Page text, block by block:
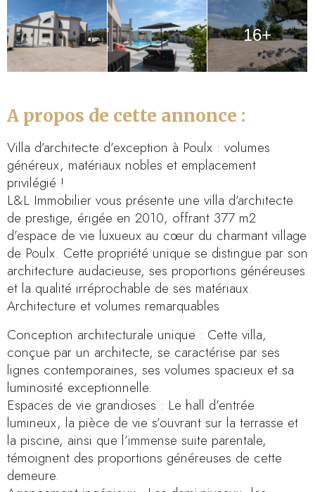
16+
A propos de cette annonce :
Villa d’architecte d’exception à Poulx : volumes
généreux, matériaux nobles et emplacement
privilégié !
L&L Immobilier vous présente une villa d’architecte
de prestige, érigée en 2010, offrant 377 m2
d’espace de vie luxueux au cœur du charmant village
de Poulx. Cette propriété unique se distingue par son
architecture audacieuse, ses proportions généreuses
et la qualité irréprochable de ses matériaux.
Architecture et volumes remarquables
Conception architecturale unique : Cette villa,
conçue par un architecte, se caractérise par ses
lignes contemporaines, ses volumes spacieux et sa
luminosité exceptionnelle.
Espaces de vie grandioses : Le hall d’entrée
lumineux, la pièce de vie s’ouvrant sur la terrasse et
la piscine, ainsi que l’immense suite parentale,
témoignent des proportions généreuses de cette
demeure.